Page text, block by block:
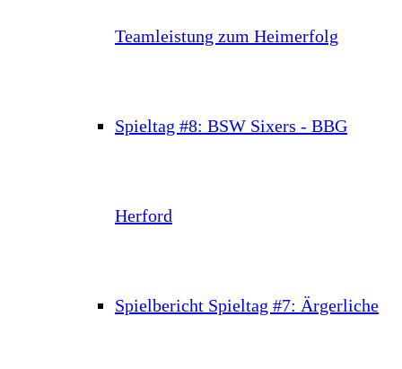
Teamleistung zum Heimerfolg
Spieltag #8: BSW Sixers - BBG
Herford
Spielbericht Spieltag #7: Ärgerliche